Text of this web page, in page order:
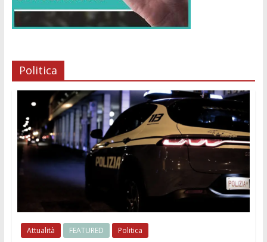
Politica
Attualità FEATURED Politica